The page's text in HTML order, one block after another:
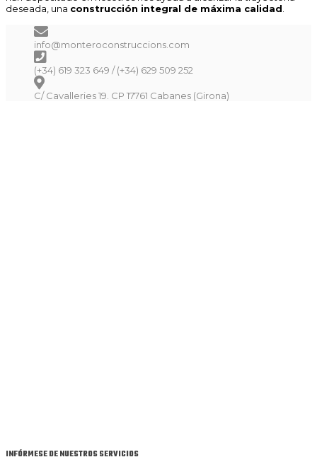
deseada, una construcción integral de máxima calidad.
info@monteroconstruccions.com
(+34) 619 323 649 / (+34) 629 509 252
C/ Cavalleries 19. CP 17761 Cabanes (Girona)
INFÓRMESE DE NUESTROS SERVICIOS